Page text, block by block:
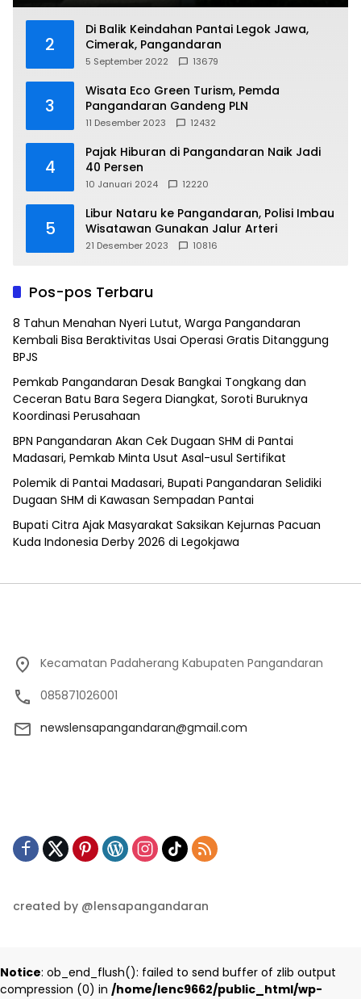
2
Di Balik Keindahan Pantai Legok Jawa,
Cimerak, Pangandaran
5 September 2022 13679
3
Wisata Eco Green Turism, Pemda
Pangandaran Gandeng PLN
11 Desember 2023 12432
4
Pajak Hiburan di Pangandaran Naik Jadi
40 Persen
10 Januari 2024 12220
5
Libur Nataru ke Pangandaran, Polisi Imbau
Wisatawan Gunakan Jalur Arteri
21 Desember 2023 10816
Pos-pos Terbaru
8 Tahun Menahan Nyeri Lutut, Warga Pangandaran
Kembali Bisa Beraktivitas Usai Operasi Gratis Ditanggung
BPJS
Pemkab Pangandaran Desak Bangkai Tongkang dan
Ceceran Batu Bara Segera Diangkat, Soroti Buruknya
Koordinasi Perusahaan
BPN Pangandaran Akan Cek Dugaan SHM di Pantai
Madasari, Pemkab Minta Usut Asal-usul Sertifikat
Polemik di Pantai Madasari, Bupati Pangandaran Selidiki
Dugaan SHM di Kawasan Sempadan Pantai
Bupati Citra Ajak Masyarakat Saksikan Kejurnas Pacuan
Kuda Indonesia Derby 2026 di Legokjawa
Kecamatan Padaherang Kabupaten Pangandaran
085871026001
newslensapangandaran@gmail.com
created by @lensapangandaran
Notice: ob_end_flush(): failed to send buffer of zlib output
compression (0) in /home/lenc9662/public_html/wp-